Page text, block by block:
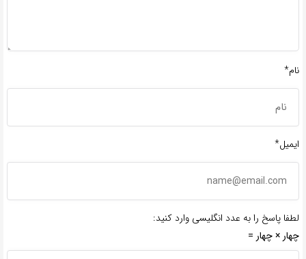
نام*
ایمیل*
لطفا پاسخ را به عدد انگلیسی وارد کنید:
چهار × چهار =